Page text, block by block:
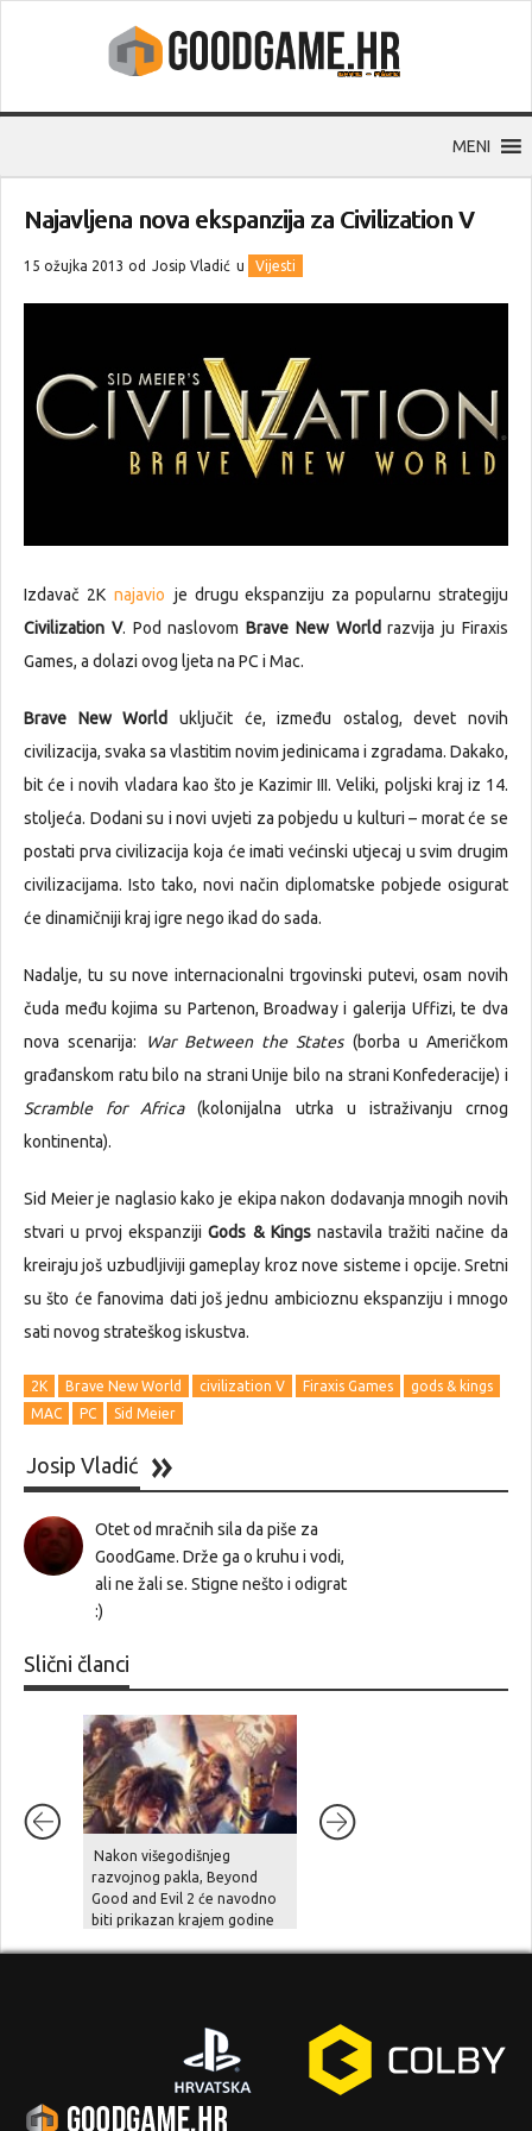
MENI
Najavljena nova ekspanzija za Civilization V
15 ožujka 2013 od Josip Vladić u Vijesti
Izdavač 2K najavio je drugu ekspanziju za popularnu strategiju
Civilization V. Pod naslovomBrave New Worldrazvija ju Firaxis
Games, a dolazi ovog ljeta na PC i Mac.
Brave New World uključit će, između ostalog, devet novih
civilizacija, svaka sa vlastitim novim jedinicama i zgradama. Dakako,
bit će i novih vladara kao što je Kazimir III. Veliki, poljski kraj iz 14.
stoljeća. Dodani su i novi uvjeti za pobjedu u kulturi – morat će se
postati prva civilizacija koja će imati većinski utjecaj u svim drugim
civilizacijama. Isto tako, novi način diplomatske pobjede osigurat
će dinamičniji kraj igre nego ikad do sada.
Nadalje, tu su nove internacionalni trgovinski putevi, osam novih
čuda među kojima su Partenon, Broadway i galerija Uffizi, te dva
nova scenarija:
War Between the States(borba u Američkom
građanskom ratu bilo na strani Unije bilo na strani Konfederacije) i
Scramble for Africa(kolonijalna utrka u istraživanju crnog
kontinenta).
Sid Meier je naglasio kako je ekipa nakon dodavanja mnogih novih
stvari u prvoj ekspanzijiGods & Kingsnastavila tražiti načine da
kreiraju još uzbudljiviji gameplay kroz nove sisteme i opcije. Sretni
su što će fanovima dati još jednu ambicioznu ekspanziju i mnogo
sati novog strateškog iskustva.
2K Brave New World civilization V Firaxis Games
gods & kings
MAC
PC Sid Meier
Josip Vladić
Otet od mračnih sila da piše za
GoodGame. Drže ga o kruhu i vodi,
ali ne žali se. Stigne nešto i odigrat
:)
Slični članci
Nakon višegodišnjeg
razvojnog pakla, Beyond
Good and Evil 2 će navodno
biti prikazan krajem godine